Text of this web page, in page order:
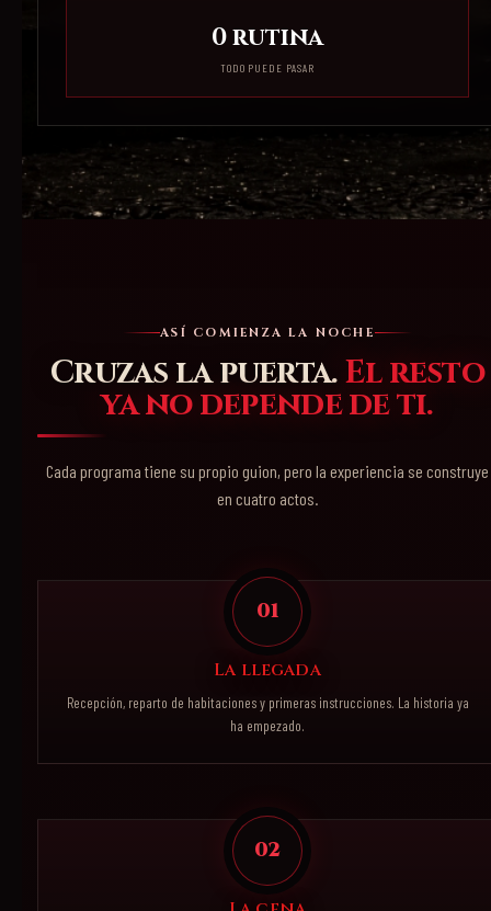
0 rutina
TODO PUEDE PASAR
ASÍ COMIENZA LA NOCHE
Cruzas la puerta.El resto
ya no depende de ti.
Cada programa tiene su propio guion, pero la experiencia se construye
en cuatro actos.
01
La llegada
Recepción, reparto de habitaciones y primeras instrucciones. La historia ya
ha empezado.
02